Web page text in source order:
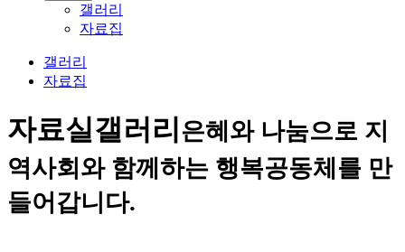
갤러리
자료집
갤러리
자료집
자료실갤러리은혜와 나눔으로 지
역사회와 함께하는 행복공동체를 만
들어갑니다.